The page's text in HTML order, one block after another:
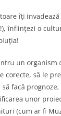
îţi
înfiinţezi o
un organism
corecte, să le
facă prognoze,
unor
(cum ar fi